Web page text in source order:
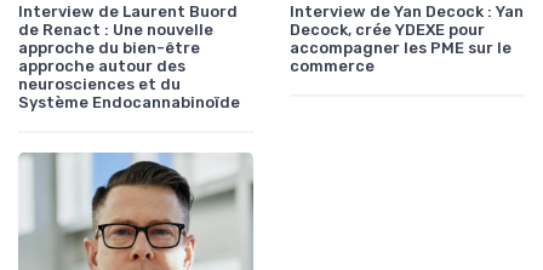
Interview de Laurent Buord
de Renact : Une nouvelle
approche du bien-être
approche autour des
neurosciences et du
Système Endocannabinoïde
Interview de Yan Decock : Yan
Decock, crée YDEXE pour
accompagner les PME sur le
commerce